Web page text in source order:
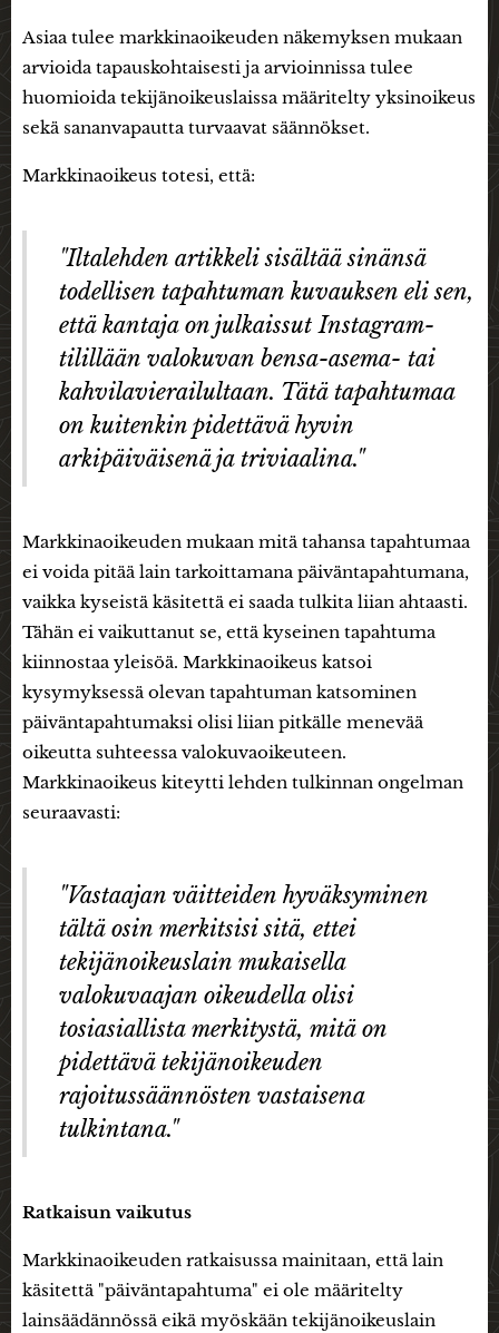
Asiaa tulee markkinaoikeuden näkemyksen mukaan
arvioida tapauskohtaisesti ja arvioinnissa tulee
huomioida tekijänoikeuslaissa määritelty yksinoikeus
sekä sananvapautta turvaavat säännökset.
Markkinaoikeus totesi, että:
"Iltalehden artikkeli sisältää sinänsä
todellisen tapahtuman kuvauksen eli sen,
että kantaja on julkaissut Instagram-
tilillään valokuvan bensa-asema- tai
kahvilavierailultaan. Tätä tapahtumaa
on kuitenkin pidettävä hyvin
arkipäiväisenä ja triviaalina."
Markkinaoikeuden mukaan mitä tahansa tapahtumaa
ei voida pitää lain tarkoittamana päiväntapahtumana,
vaikka kyseistä käsitettä ei saada tulkita liian ahtaasti.
Tähän ei vaikuttanut se, että kyseinen tapahtuma
kiinnostaa yleisöä. Markkinaoikeus katsoi
kysymyksessä olevan tapahtuman katsominen
päiväntapahtumaksi olisi liian pitkälle menevää
oikeutta suhteessa valokuvaoikeuteen.
Markkinaoikeus kiteytti lehden tulkinnan ongelman
seuraavasti:
"Vastaajan väitteiden hyväksyminen
tältä osin merkitsisi sitä, ettei
tekijänoikeuslain mukaisella
valokuvaajan oikeudella olisi
tosiasiallista merkitystä, mitä on
pidettävä tekijänoikeuden
rajoitussäännösten vastaisena
tulkintana."
Ratkaisun vaikutus
Markkinaoikeuden ratkaisussa mainitaan, että lain
käsitettä "päiväntapahtuma" ei ole määritelty
lainsäädännössä eikä myöskään tekijänoikeuslain